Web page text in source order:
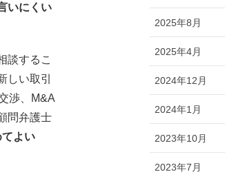
いにくい
談するこ
しい取引
渉、M&A
問弁護士
よい
2025年8月
2025年4月
2024年12月
2024年1月
2023年10月
2023年7月